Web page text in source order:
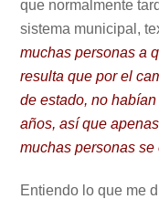
que normalmente
sistema municipal,
muchas personas a
resulta que por el
de estado, no
años, así que
muchas personas
Entiendo lo que me